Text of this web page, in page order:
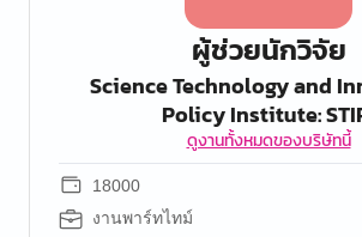
ผู้ช่วยนักวิจัย
Science Technology and
Policy Institute:
ดูงานทั้งหมดของบริษัทนี้
18000
งานพาร์ทไทม์